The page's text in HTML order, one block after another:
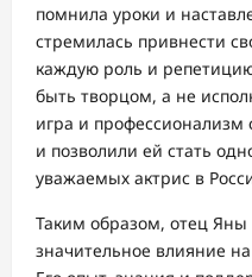
помнила уроки и
стремилась привнести
каждую роль и
быть творцом, а не
игра и профессионализм
и позволили ей стать
уважаемых актрис в
Таким образом, отец Яны
значительное влияние